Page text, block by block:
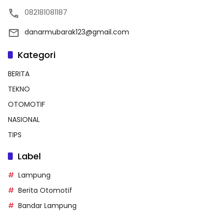
082181081187
danarmubarak123@gmail.com
Kategori
BERITA
TEKNO
OTOMOTIF
NASIONAL
TIPS
Label
Lampung
Berita Otomotif
Bandar Lampung